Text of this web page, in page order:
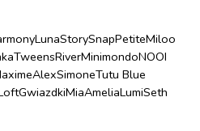
LunaStorySnapPetiteMiloo
TweensRiverMinimondoNOOI
AlexSimoneTutu Blue
GwiazdkiMiaAmeliaLumiSeth